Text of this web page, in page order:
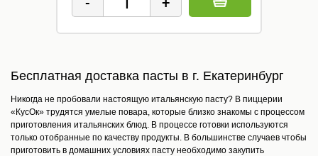
Бесплатная доставка пасты в г. Екатеринбург
Никогда не пробовали настоящую итальянскую пасту? В пиццерии
«КусОк» трудятся умелые повара, которые близко знакомы с процессом
приготовления итальянских блюд. В процессе готовки используются
только отобранные по качеству продукты. В большинстве случаев чтобы
приготовить в домашних условиях пасту необходимо закупить